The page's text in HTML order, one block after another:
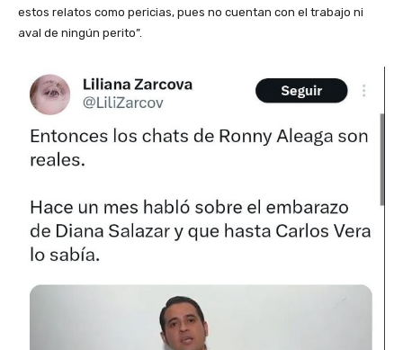
estos relatos como pericias, pues no cuentan con el trabajo ni
aval de ningún perito”.